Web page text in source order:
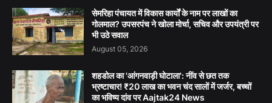
सेमरिहा पंचायत में विकास कार्यों के नाम पर लाखों का
गोलमाल? उपसरपंच ने खोला मोर्चा, सचिव और उपयंत्री पर
भी उठे सवाल
August 05, 2026
शहडोल का 'आंगनवाड़ी घोटाला': नींव से छत तक
भ्रष्टाचार! ₹20 लाख का भवन चंद सालों में जर्जर, बच्चों
का भविष्य दांव पर Aajtak24 News